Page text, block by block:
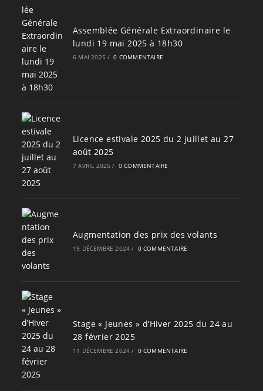
Assemblée Générale Extraordinaire le
lundi 19 mai 2025 à 18h30
6 MAI 2025 / 0 COMMENTAIRE
Licence estivale 2025 du 2 juillet au 27
août 2025
7 AVRIL 2025 / 0 COMMENTAIRE
Augmentation des prix des volants
19 DÉCEMBRE 2024 / 0 COMMENTAIRE
Stage « Jeunes » d’Hiver 2025 du 24 au
28 février 2025
11 DÉCEMBRE 2024 / 0 COMMENTAIRE